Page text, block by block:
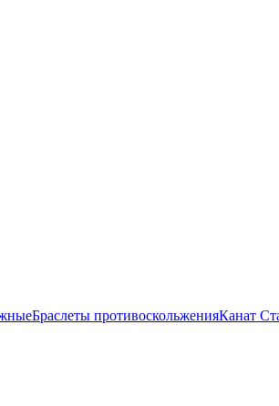
Браслеты противоскольженияКанат